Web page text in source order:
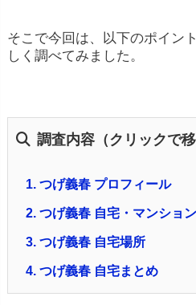
そこで今回は、以下のポイン
しく調べてみました。
調査内容（クリックで移
1. つげ義春 プロフィール
2. つげ義春 自宅・マンショ
3. つげ義春 自宅場所
4. つげ義春 自宅まとめ